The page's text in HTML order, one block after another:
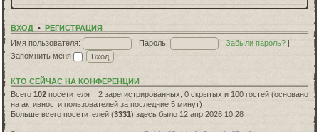
ВХОД • РЕГИСТРАЦИЯ
Имя пользователя:
Пароль: Забыли пароль? |
Запомнить меня
КТО СЕЙЧАС НА КОНФЕРЕНЦИИ
Всего 102 посетителя :: 2 зарегистрированных, 0 скрытых и 100 гостей (основано
на активности пользователей за последние 5 минут)
Больше всего посетителей (3331) здесь было 12 апр 2026 10:28